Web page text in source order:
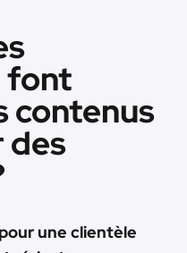
font
contenus
des
une clientèle